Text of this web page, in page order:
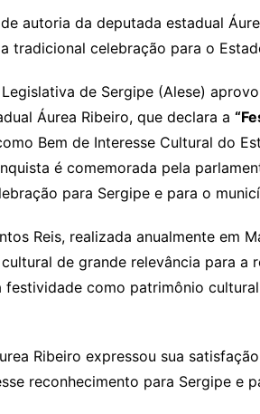
autoria da deputada estadual
tradicional celebração para o
de Sergipe (Alese)
Áurea Ribeiro, que declara a
Bem de Interesse Cultural do
é comemorada pela
para Sergipe e para o
Reis, realizada anualmente em
de grande relevância para
festividade como patrimônio
Ribeiro expressou sua
reconhecimento para Sergipe e